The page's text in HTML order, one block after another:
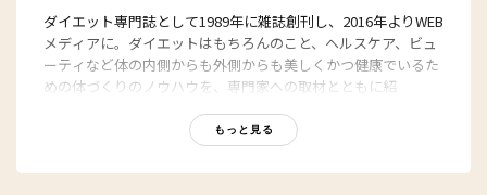
ダイエット専門誌として1989年に雑誌創刊し、2016年よりWEB
メディアに。ダイエットはもちろんのこと、ヘルスケア、ビュ
ーティなど体の内側からも外側からも美しくかつ健康でいるた
めの体づくりのノウハウを、専門家への取材とともに紹
もに、編集部員も自らさまざまなヘルシーネタを日々お試し
もっと見る